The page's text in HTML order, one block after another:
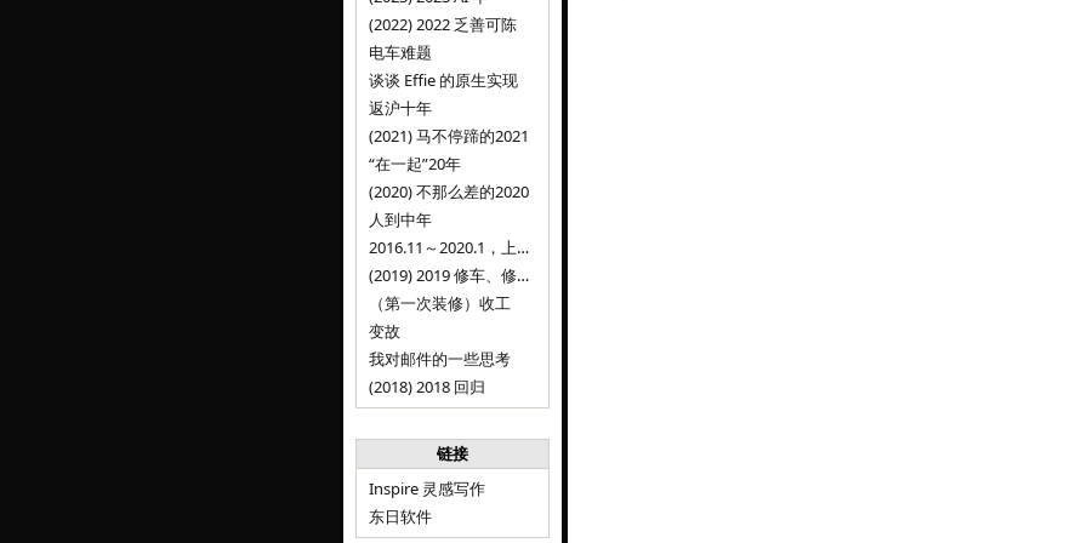
(2022) 2022 乏善可陈
电车难题
谈谈 Effie 的原生实现
返沪十年
(2021) 马不停蹄的2021
“在一起”20年
(2020) 不那么差的2020
人到中年
2016.11～2020.1，上海，Inspire
(2019) 2019 修车、修人、修房
（第一次装修）收工
变故
我对邮件的一些思考
(2018) 2018 回归
链接
Inspire 灵感写作
东日软件